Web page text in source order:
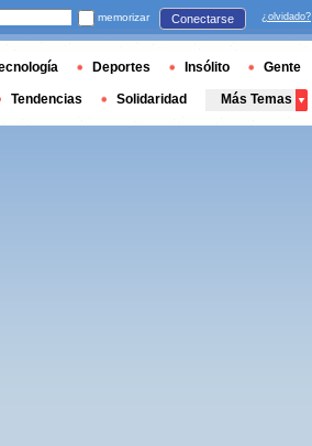
memorizar Conectarse ¿olvidado?
Deportes Insólito Gente
Tendencias Solidaridad Más Temas